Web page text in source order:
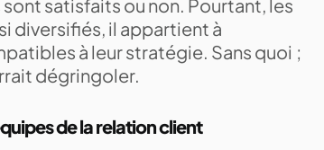
satisfaits ou non. Pourtant, les
diversifiés, il appartient à
à leur stratégie. Sans quoi ;
dégringoler.
de la relation client